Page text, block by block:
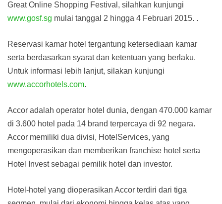
Great Online Shopping Festival, silahkan kunjungi
www.gosf.sg mulai tanggal 2 hingga 4 Februari 2015. .
Reservasi kamar hotel tergantung ketersediaan kamar
serta berdasarkan syarat dan ketentuan yang berlaku.
Untuk informasi lebih lanjut, silakan kunjungi
www.accorhotels.com.
Accor adalah operator hotel dunia, dengan 470.000 kamar
di 3.600 hotel pada 14 brand terpercaya di 92 negara.
Accor memiliki dua divisi, HotelServices, yang
mengoperasikan dan memberikan franchise hotel serta
Hotel Invest sebagai pemilik hotel dan investor.
Hotel-hotel yang dioperasikan Accor terdiri dari tiga